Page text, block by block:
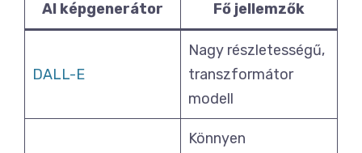
AI képgenerátor Fő jellemzők
DALL-E
Nagy részletességű,
transzformátor
modell
Könnyen